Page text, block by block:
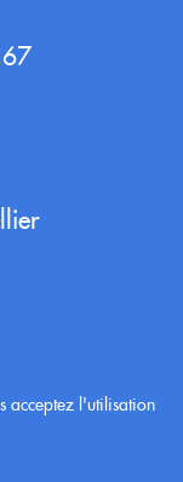
acceptez l'utilisation